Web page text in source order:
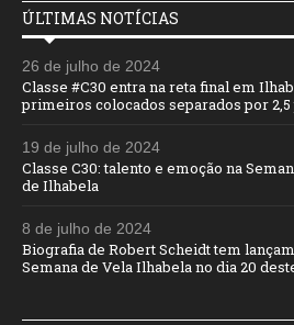
ÚLTIMAS NOTÍCIAS
26 de julho de 2024
Classe #C30 entra na reta final em
primeiros colocados separados por 2,5
19 de julho de 2024
Classe C30: talento e emoção na
de Ilhabela
8 de julho de 2024
Biografia de Robert Scheidt tem
Semana de Vela Ilhabela no dia 20